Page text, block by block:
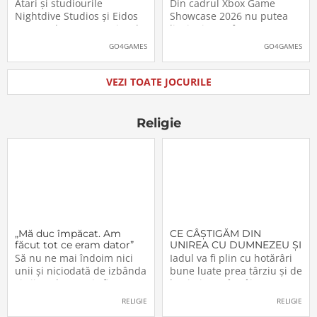
pe platformele moderne
Atari și studiourile
Nightdive Studios și Eidos
Montreal au anunțat jocul
Thief: The Dark Project
PlayStation 5, PlayStation 4,
Xbox Series X|S, Nintendo
Switch 2, Nintendo Switch
GO4GAMES
putea juca
Din cadrul Xbox Game
Showcase 2026 nu putea
lipsi Minecraft Dungeons II,
care, pe lângă un nou
oficială de lansare. Astfel,
pasionații se vor putea
aventura în Minecraft
Video: Minecraft
GO4GAMES
VEZI TOATE JOCURILE
Religie
„Mă duc împăcat. Am
făcut tot ce eram dator”
Să nu ne mai îndoim nici
unii şi niciodată de izbânda
şi viitorul acestei sfinte
RELIGIE
CE CÂŞTIGĂM DIN
UNIREA CU DUMNEZEU ŞI
CU FRAŢII (VI)
Iadul va fi plin cu hotărâri
bune luate prea târziu şi de
lacrimi nemângâiate
vărsate prea târziu. Lumea
RELIGIE